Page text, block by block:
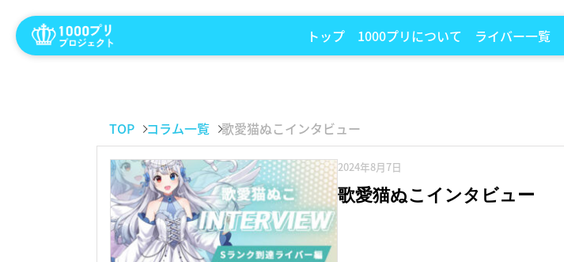
トップ 1000プリについて ライバー一覧
TOP コラム一覧 歌愛猫ぬこインタビュー
2024年8月7日
歌愛猫ぬこインタビュー